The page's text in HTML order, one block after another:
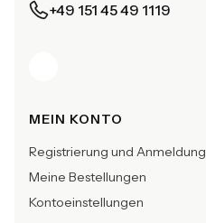
+49 151 45 49 1119
Fußzeilenmenü
MEIN KONTO
Registrierung und Anmeldung
Meine Bestellungen
Kontoeinstellungen